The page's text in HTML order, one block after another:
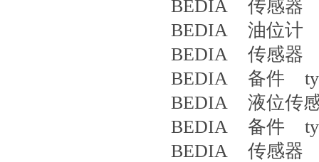
BEDIA 传感器
BEDIA 油位计
BEDIA 传感器
BEDIA 备件
BEDIA 液位传感
BEDIA 备件
BEDIA 传感器